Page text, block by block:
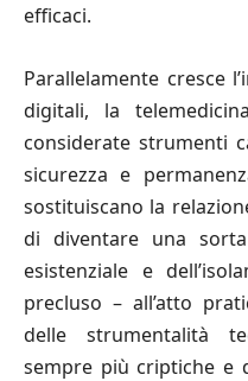
efficaci.
Parallelamente cresce
digitali, la
considerate strumenti
sicurezza e
sostituiscano la
di diventare una
esistenziale e
precluso – all’atto
delle strumentalità
sempre più criptiche e